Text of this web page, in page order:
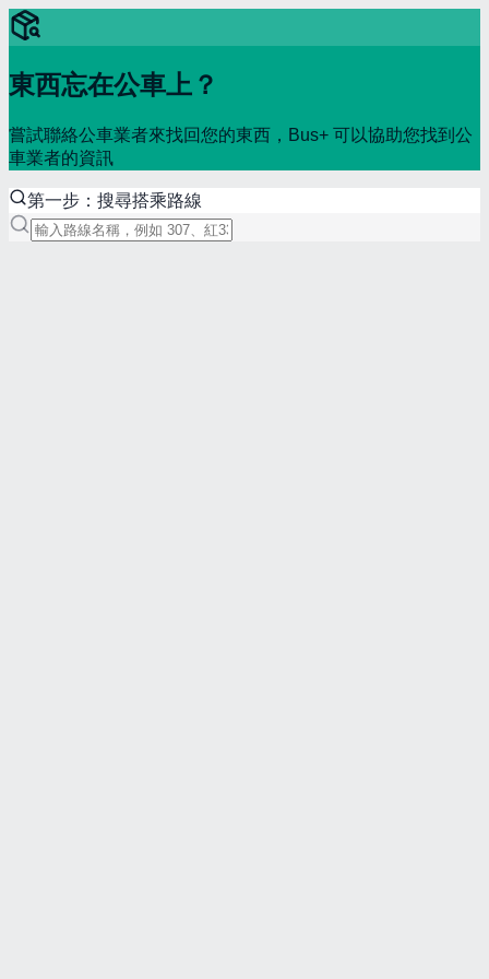
東西忘在公車上？
嘗試聯絡公車業者來找回您的東西，Bus+ 可以協助您找到公
車業者的資訊
第一步：搜尋搭乘路線